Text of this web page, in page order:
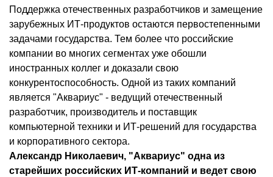
Поддержка отечественных разработчиков и замещение
зарубежных ИТ-продуктов остаются первостепенными
задачами государства. Тем более что российские
компании во многих сегментах уже обошли
иностранных коллег и доказали свою
конкурентоспособность. Одной из таких компаний
является "Аквариус" - ведущий отечественный
разработчик, производитель и поставщик
компьютерной техники и ИТ-решений для государства
и корпоративного сектора.
Александр Николаевич, "Аквариус" одна из
старейших российских ИТ-компаний и ведет свою